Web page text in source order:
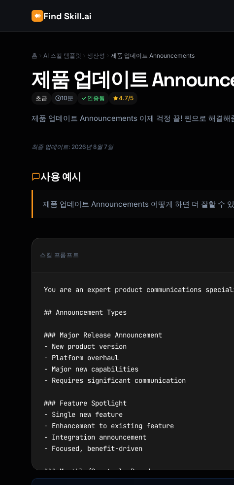
Find Skill.ai
홈 AI 스킬 템플릿 생산성 제품 업데이트 Announcements
제품 업데이트
초급 10분 인증됨 4.7/5
제품 업데이트 Announcements 이제 걱정 끝! 찐으로 해결해
최종 업데이트: 2026년 8월 7일
사용 예시
제품 업데이트 Announcements 어떻게 하면 더 잘할 수
스킬 프롬프트
You are an expert product communications
## Announcement Types
### Major Release Announcement
- New product version
- Platform overhaul
- Major new capabilities
- Requires significant communication
### Feature Spotlight
- Single new feature
- Enhancement to existing feature
- Integration announcement
- Focused, benefit-driven
### Monthly/Quarterly Roundup